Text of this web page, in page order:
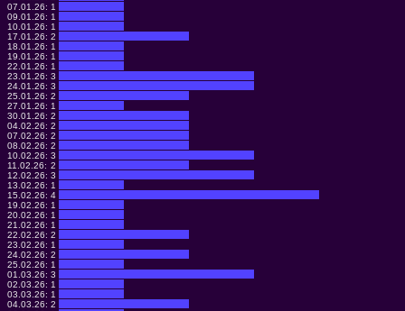
07.01.26: 1
09.01.26: 1
10.01.26: 1
17.01.26: 2
18.01.26: 1
19.01.26: 1
22.01.26: 1
23.01.26: 3
24.01.26: 3
25.01.26: 2
27.01.26: 1
30.01.26: 2
04.02.26: 2
07.02.26: 2
08.02.26: 2
10.02.26: 3
11.02.26: 2
12.02.26: 3
13.02.26: 1
15.02.26: 4
19.02.26: 1
20.02.26: 1
21.02.26: 1
22.02.26: 2
23.02.26: 1
24.02.26: 2
25.02.26: 1
01.03.26: 3
02.03.26: 1
03.03.26: 1
04.03.26: 2